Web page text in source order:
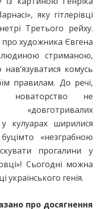
яку гітлерівці
Третього рейху.
художника Євгена
людиною стриманою,
комусь
правилам. До речі,
новаторство не
кулуарах ширилися
«незграбною
прогалини у
Сьогодні можна
генія.
про досягнення